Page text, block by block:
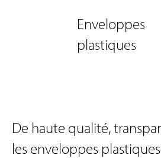
Enveloppes
plastiques
De haute qualité,
les enveloppes plastiques